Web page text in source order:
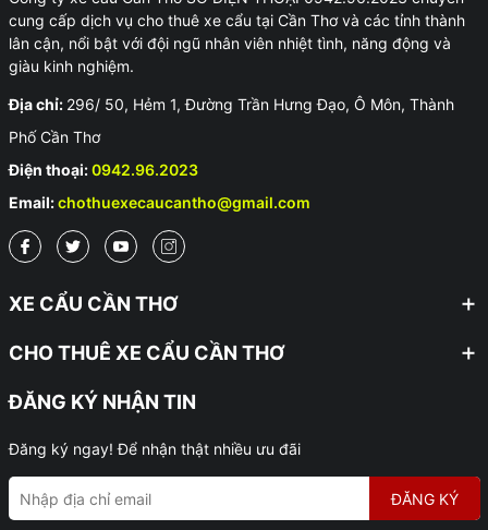
cung cấp dịch vụ cho thuê xe cẩu tại Cần Thơ và các tỉnh thành
lân cận, nổi bật với đội ngũ nhân viên nhiệt tình, năng động và
giàu kinh nghiệm.
Địa chỉ: 296/ 50, Hẻm 1, Đường Trần Hưng Đạo, Ô Môn, Thành
Phố Cần Thơ
Điện thoại:0942.96.2023
Email:chothuexecaucantho@gmail.com
XE CẨU CẦN THƠ
CHO THUÊ XE CẨU CẦN THƠ
ĐĂNG KÝ NHẬN TIN
Đăng ký ngay! Để nhận thật nhiều ưu đãi
ĐĂNG KÝ